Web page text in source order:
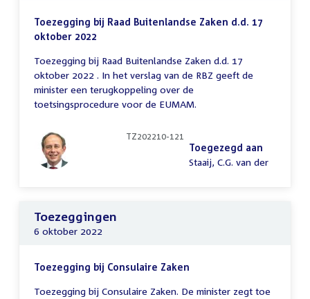
Toezegging bij Raad Buitenlandse Zaken d.d. 17
oktober 2022
Toezegging bij Raad Buitenlandse Zaken d.d. 17
oktober 2022 . In het verslag van de RBZ geeft de
minister een terugkoppeling over de
toetsingsprocedure voor de EUMAM.
TZ202210-121
Toegezegd aan
Staaij, C.G. van der
Toezeggingen
6 oktober 2022
Toezegging bij Consulaire Zaken
Toezegging bij Consulaire Zaken. De minister zegt toe